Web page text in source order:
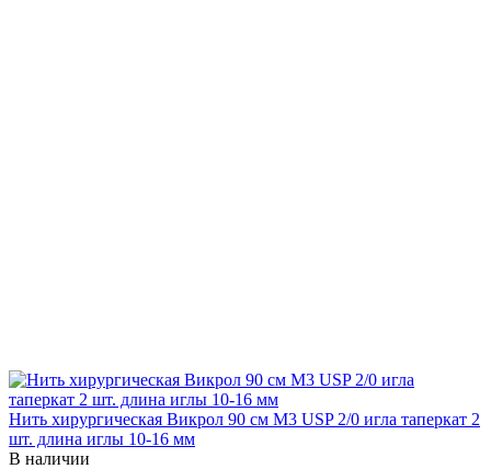
Нить хирургическая Викрол 90 см М3 USP 2/0 игла таперкат 2
шт. длина иглы 10-16 мм
В наличии